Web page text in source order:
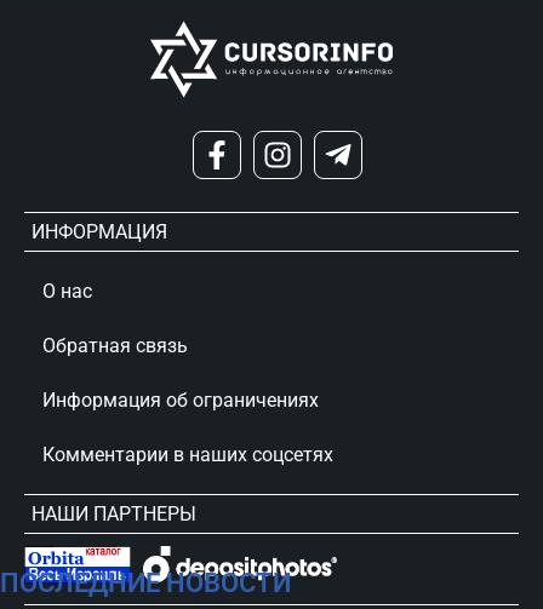
ПОСЛЕДНИЕ НОВОСТИ
ИНФОРМАЦИЯ
О нас
Обратная связь
Информация об ограничениях
Комментарии в наших соцсетях
НАШИ ПАРТНЕРЫ